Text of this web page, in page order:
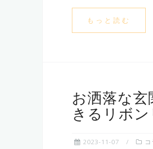
もっと読む
お洒落な
きるリボ
2023-11-07